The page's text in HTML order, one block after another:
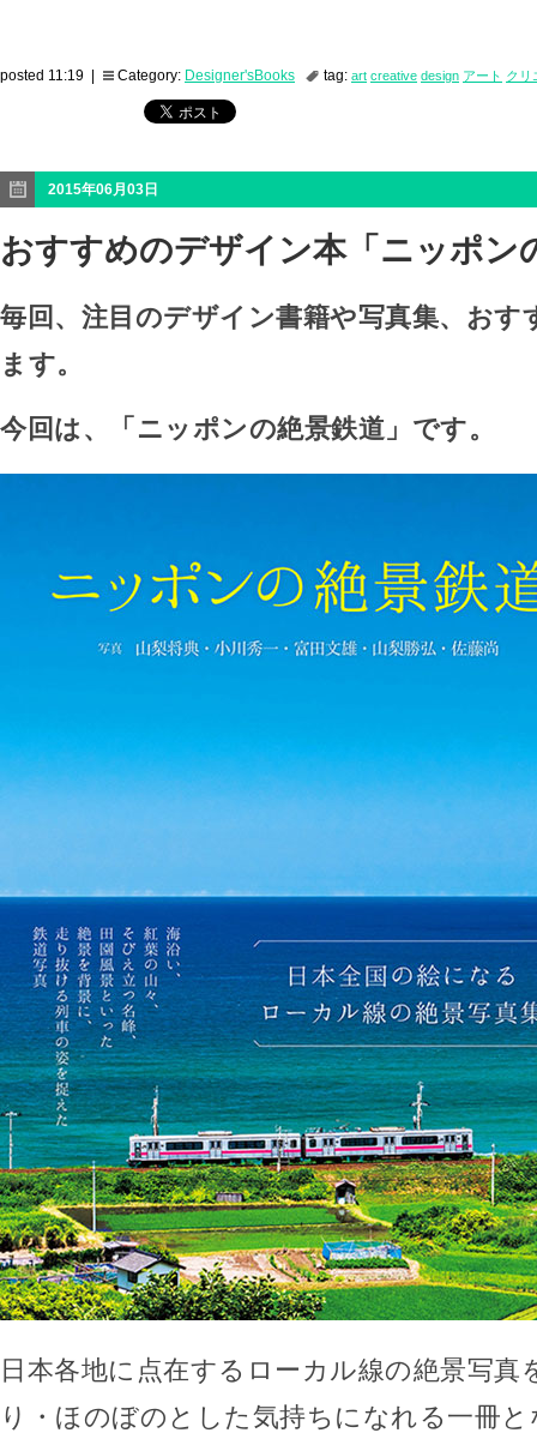
posted 11:19 | Category: Designer'sBooks tag: art creative design アート クリ
2015年06月03日
おすすめのデザイン本「ニッポン
毎回、注目のデザイン書籍や写真集、おす
ます。
今回は、「ニッポンの絶景鉄道」です。
日本各地に点在するローカル線の絶景写真
り・ほのぼのとした気持ちになれる一冊